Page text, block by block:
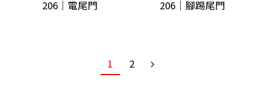
206｜電尾門 206｜腳踢尾門
1 2